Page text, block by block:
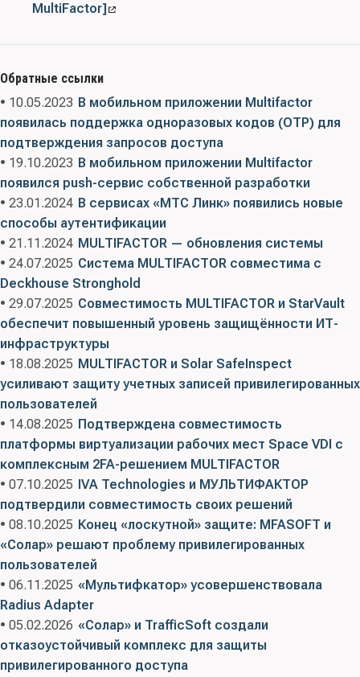
MultiFactor]
Обратные ссылки
• 10.05.2023 В мобильном приложении Multifactor
появилась поддержка одноразовых кодов (OTP) для
подтверждения запросов доступа
• 19.10.2023 В мобильном приложении Multifactor
появился push-сервис собственной разработки
• 23.01.2024 В сервисах «МТС Линк» появились новые
способы аутентификации
• 21.11.2024 MULTIFACTOR — обновления системы
• 24.07.2025 Система MULTIFACTOR совместима с
Deckhouse Stronghold
• 29.07.2025 Совместимость MULTIFACTOR и StarVault
обеспечит повышенный уровень защищённости ИТ-
инфраструктуры
• 18.08.2025 MULTIFACTOR и Solar SafeInspect
усиливают защиту учетных записей привилегированных
пользователей
• 14.08.2025 Подтверждена совместимость
платформы виртуализации рабочих мест Space VDI с
комплексным 2FA-решением MULTIFACTOR
• 07.10.2025 IVA Technologies и МУЛЬТИФАКТОР
подтвердили совместимость своих решений
• 08.10.2025 Конец «лоскутной» защите: MFASOFT и
«Солар» решают проблему привилегированных
пользователей
• 06.11.2025 «Мультифкатор» усовершенствовала
Radius Adapter
• 05.02.2026 «Солар» и TrafficSoft создали
отказоустойчивый комплекс для защиты
привилегированного доступа